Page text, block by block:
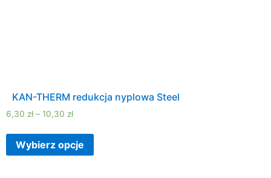
KAN-THERM redukcja nyplowa Steel
6,30 zł – 10,30 zł
Wybierz opcje